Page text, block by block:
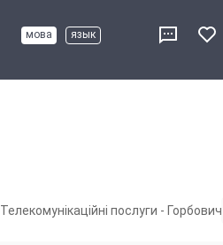
мова язык
Телекомунікаційні послуги - Горбовичі